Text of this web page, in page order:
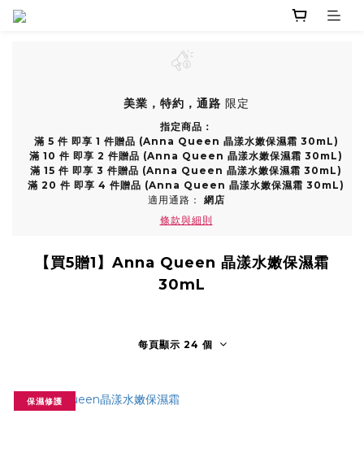
美業，特約，通路 限定
指定商品：
滿 5 件 即享 1 件贈品 (Anna Queen 晶漾水嫩保濕霜 30mL)
滿 10 件 即享 2 件贈品 (Anna Queen 晶漾水嫩保濕霜 30mL)
滿 15 件 即享 3 件贈品 (Anna Queen 晶漾水嫩保濕霜 30mL)
滿 20 件 即享 4 件贈品 (Anna Queen 晶漾水嫩保濕霜 30mL)
適用通路： 網店
條款與細則
【買5贈1】Anna Queen 晶漾水嫩保濕霜
30mL
每頁顯示 24 個
保濕修護